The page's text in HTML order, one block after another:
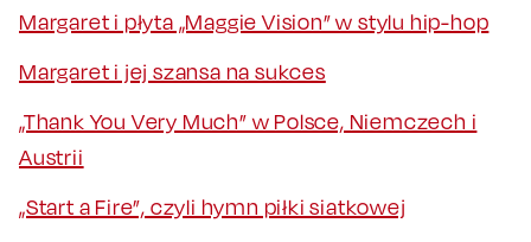
Margaret i płyta „Maggie Vision” w stylu hip-hop
Margaret i jej szansa na sukces
„Thank You Very Much” w Polsce, Niemczech i
Austrii
„Start a Fire”, czyli hymn piłki siatkowej